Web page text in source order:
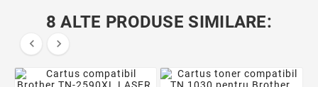
8 ALTE PRODUSE SIMILARE:
 